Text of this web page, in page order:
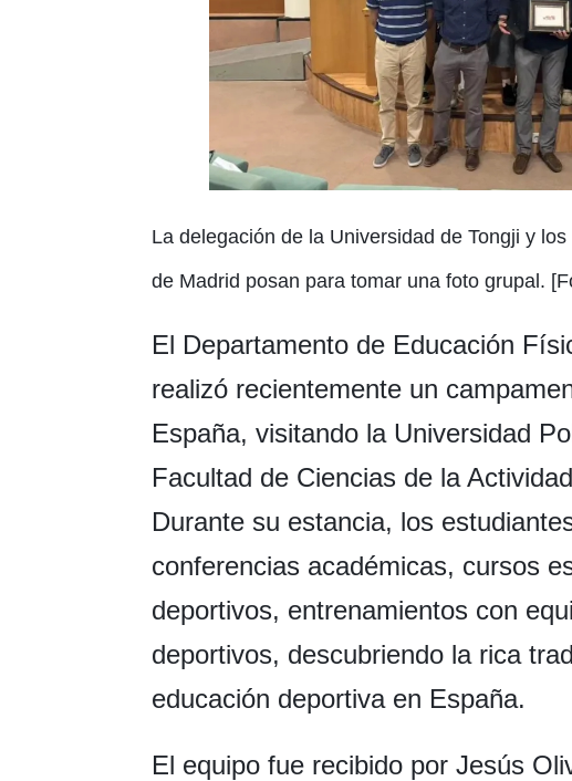
La delegación de la Universidad de Tongji y
de Madrid posan para tomar una foto grupal.
El Departamento de Educación
realizó recientemente un
España, visitando la Universidad
Facultad de Ciencias de la
Durante su estancia, los
conferencias académicas, cursos
deportivos, entrenamientos con
deportivos, descubriendo la rica
educación deportiva en España.
El equipo fue recibido por Jesús